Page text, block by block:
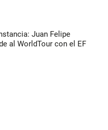
Juan Felipe
al WorldTour con el EF